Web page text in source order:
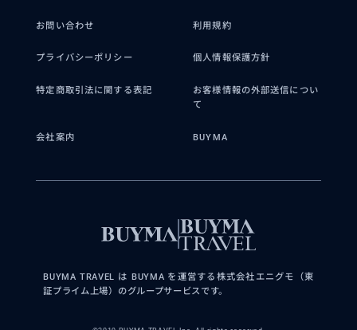
お問い合わせ 利用規約
プライバシーポリシー 個人情報保護方針
特定商取引法に関する表記
お客様情報の外部送信につい
て
会社案内 BUYMA
BUYMA TRAVEL は BUYMA を運営する株式会社エニグモ（東
証プライム上場）のグループサービスです。